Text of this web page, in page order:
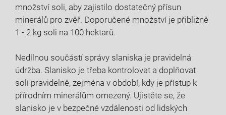
množství soli, aby ⁣zajistilo dostatečný přísun
minerálů pro zvěř. Doporučené množství⁣ je přibližně
1 ‍- 2 kg soli na 100 hektarů.
Nedílnou součástí správy slaniska je pravidelná
údržba. Slanisko je ‍třeba kontrolovat a doplňovat
solí pravidelně, ‍zejména v období, kdy je ⁤přístup k
přírodním minerálům omezený.​ Ujistěte ‌se, že
slanisko je ⁣v ⁤bezpečné vzdálenosti od‌ lidských